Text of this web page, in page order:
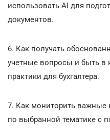
использовать AI для
документов.
6. Как получать
учетные вопросы и быть в
практики для бухгалтера.
7. Как мониторить важные
по выбранной тематике с